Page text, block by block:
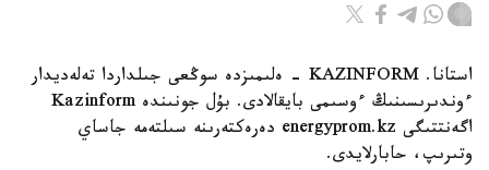
استانا. KAZINFORM - ەلىمىزدە سوڭعى جىلداردا تەلەديدار
ءوندىرىسىنىڭ ءوسىمى بايقالادى. بۇل جونىندە Kazinform
اگەنتتىگى energyprom.kz دەرەكتەرىنە سىلتەمە جاساي
وتىرىپ، حابارلايدى.